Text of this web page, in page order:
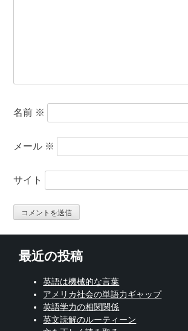
名前 ※
メール ※
サイト
最近の投稿
英語は機械的な言葉
アメリカ社会の単語力ギャップ
英語学力の相関関係
英文読解のルーティーン